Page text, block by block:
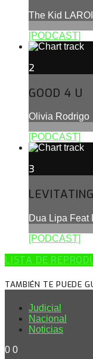
The Kid
[PODCAST]
2
GOOD 4 U
Olivia Rodrigo
[PODCAST]
3
LEVITATING
Dua Lipa Feat
[PODCAST]
LISTA DE
TAMBIÉN TE PUEDE
Judicial
Nacional
Noticias
0 0